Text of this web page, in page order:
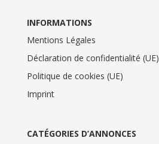
INFORMATIONS
Mentions Légales
Déclaration de confidentialité (UE)
Politique de cookies (UE)
Imprint
CATÉGORIES D’ANNONCES